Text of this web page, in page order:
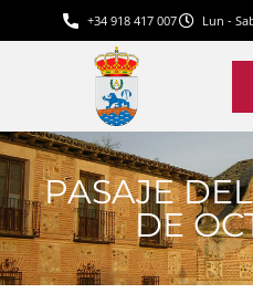
+34 918 417 007 Lun -
PASAJE
DE